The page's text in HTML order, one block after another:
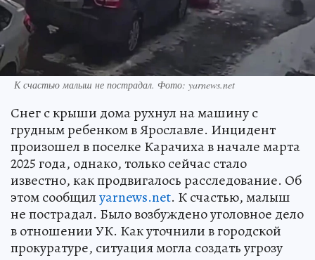
К счастью малыш не пострадал. Фото: yarnews.net
Снег с крыши дома рухнул на машину с
грудным ребенком в Ярославле. Инцидент
произошел в поселке Карачиха в начале марта
2025 года, однако, только сейчас стало
известно, как продвигалось расследование. Об
этом сообщилyarnews.net. К счастью, малыш
не пострадал. Было возбуждено уголовное дело
в отношении УК. Как уточнили в городской
прокуратуре, ситуация могла создать угрозу